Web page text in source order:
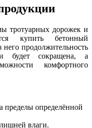
тротуарных дорожек и
купить бетонный
него продолжительность
будет сокращена, а
комфортного
пределы определённой
влаги.